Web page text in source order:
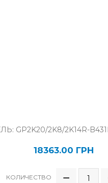
GP2K20/2K8/2K14R-
18363.00 ГРН
КОЛИЧЕСТВО